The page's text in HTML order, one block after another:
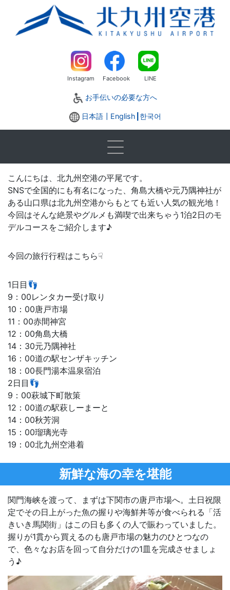
Instagram Facebook LINE
お手伝いの必要な方へ
日本語┃ English 한국어
こんにちは、北九州空港の平尾です。
SNSで全国的にも有名になった、角島大橋や元乃隅神社が
ある山口県は北九州空港からもとても近い人気の観光地！
今回はそんな絶景やグルメも満喫で出来ちゃう1泊2日のモ
デルコースをご紹介します♪
今回の旅行行程はこちら☟
1日目👣
9：00レンタカー受け取り
10：00唐戸市場
11：00赤間神宮
12：00角島大橋
14：30元乃隅神社
16：00道の駅センザキッチン
18：00長門湯本温泉宿泊
2日目👣
9：00萩城下町散策
12：00道の駅萩しーまーと
14：00秋芳洞
15：00瑠璃光寺
19：00北九州空港着
新鮮な海の幸を堪能
関門海峡を渡って、まずは下関市の唐戸市場へ。土日祝限
定でその日上がった魚の握りや海鮮丼等が食べられる「活
きいき馬関街」はこの日も多くの人で賑わっていました。
握りが1貫から買えるのも唐戸市場の魅力のひとつなの
で、色々なお店を回って自分だけの1皿を完成させましょ
う♪